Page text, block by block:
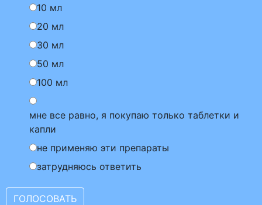
10 мл
20 мл
30 мл
50 мл
100 мл
мне все равно, я покупаю только таблетки и
капли
не применяю эти препараты
затрудняюсь ответить